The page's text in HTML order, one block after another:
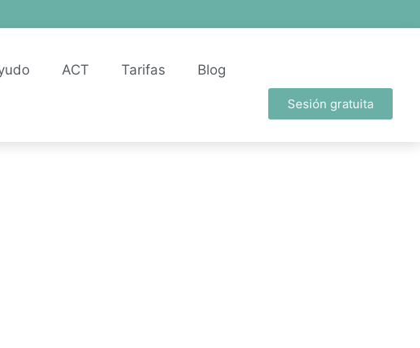
ACT Tarifas Blog
Sesión gratuita